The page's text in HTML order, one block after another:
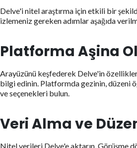
Delve'i nitel araştırma için etkili bir
izlemeniz gereken adımlar aşağıda
Platforma Aşina
Arayüzünü keşfederek Delve'in
bilgi edinin. Platformda gezinin, düzeni
ve seçenekleri bulun.
Veri Alma ve
Nitel verileri Delve'e aktarın. Görüşme